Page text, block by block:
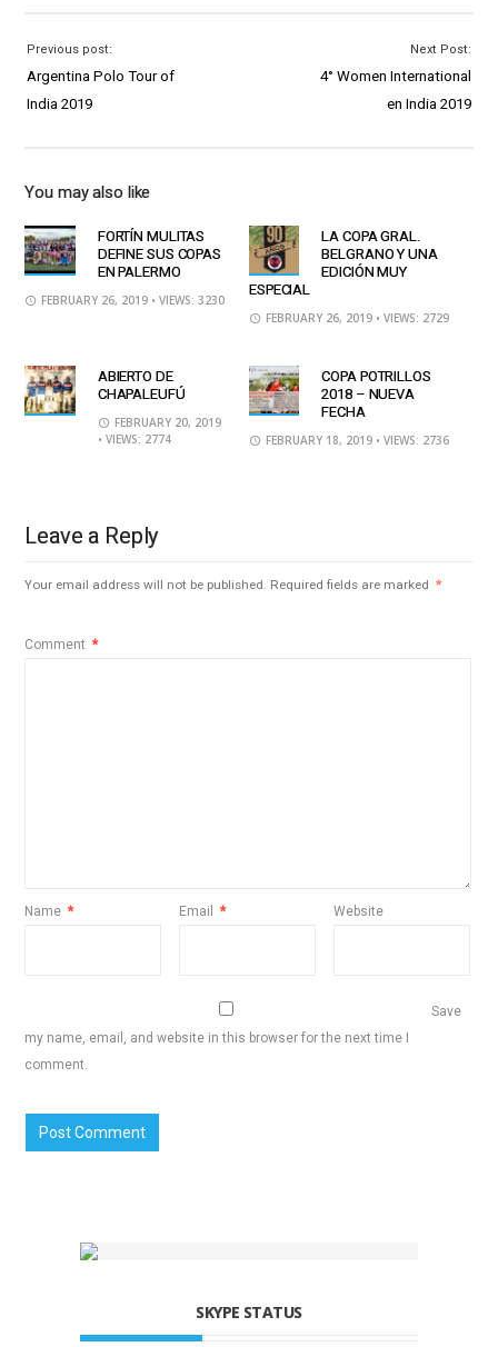
Previous post:
Argentina Polo Tour of
India 2019
Next Post:
4° Women International
en India 2019
You may also like
FORTÍN MULITAS
DEFINE SUS COPAS
EN PALERMO
FEBRUARY 26, 2019 • VIEWS: 3230
LA COPA GRAL.
BELGRANO Y UNA
EDICIÓN MUY
ESPECIAL
FEBRUARY 26, 2019 • VIEWS: 2729
ABIERTO DE
CHAPALEUFÚ
FEBRUARY 20, 2019
• VIEWS: 2774
COPA POTRILLOS
2018 – NUEVA
FECHA
FEBRUARY 18, 2019 • VIEWS: 2736
Leave a Reply
Your email address will not be published. Required fields are marked *
Comment *
Name * Email * Website
Save
my name, email, and website in this browser for the next time I
comment.
SKYPE STATUS